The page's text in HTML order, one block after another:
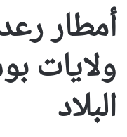
أمطار
ولايات
البلاد